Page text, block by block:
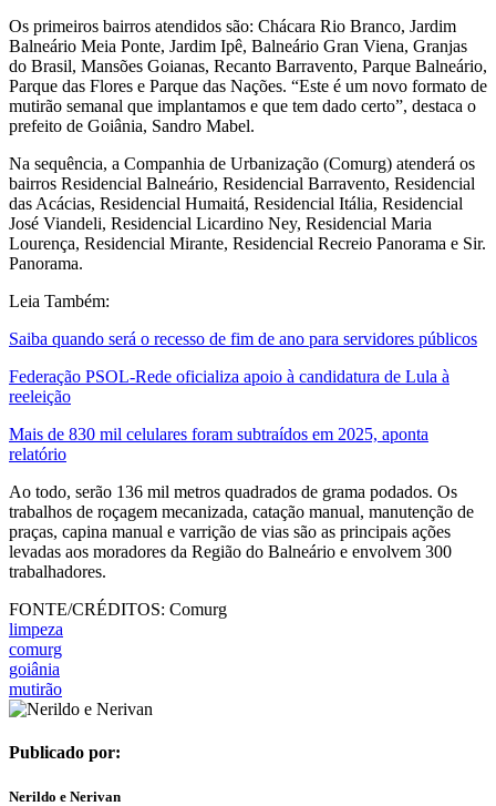
Os primeiros bairros atendidos são: Chácara Rio Branco, Jardim
Balneário Meia Ponte, Jardim Ipê, Balneário Gran Viena, Granjas
do Brasil, Mansões Goianas, Recanto Barravento, Parque Balneário,
Parque das Flores e Parque das Nações. “Este é um novo formato de
mutirão semanal que implantamos e que tem dado certo”, destaca o
prefeito de Goiânia, Sandro Mabel.
Na sequência, a Companhia de Urbanização (Comurg) atenderá os
bairros Residencial Balneário, Residencial Barravento, Residencial
das Acácias, Residencial Humaitá, Residencial Itália, Residencial
José Viandeli, Residencial Licardino Ney, Residencial Maria
Lourença, Residencial Mirante, Residencial Recreio Panorama e Sir.
Panorama.
Leia Também:
Saiba quando será o recesso de fim de ano para servidores públicos
Federação PSOL-Rede oficializa apoio à candidatura de Lula à
reeleição
Mais de 830 mil celulares foram subtraídos em 2025, aponta
relatório
Ao todo, serão 136 mil metros quadrados de grama podados. Os
trabalhos de roçagem mecanizada, catação manual, manutenção de
praças, capina manual e varrição de vias são as principais ações
levadas aos moradores da Região do Balneário e envolvem 300
trabalhadores.
FONTE/CRÉDITOS: Comurg
limpeza
comurg
goiânia
mutirão
Publicado por:
Nerildo e Nerivan